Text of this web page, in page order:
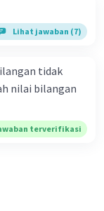
Lihat jawaban (7)
tidak
nilai bilangan
terverifikasi